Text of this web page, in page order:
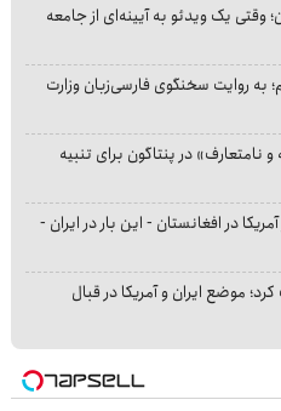
وقتی یک ویدئو به آیینه‌ای از جامعه
به روایت سخنگوی فارسی‌زبان وزارت
نامتعارف» در پنتاگون برای تنبیه
در افغانستان - این بار در ایران -
موضع ایران و آمریکا در قبال